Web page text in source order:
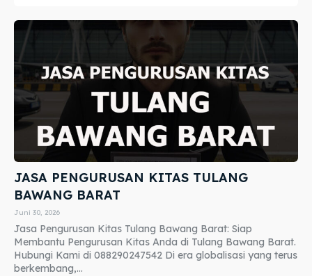
JASA PENGURUSAN KITAS TULANG
BAWANG BARAT
Juni 30, 2026
Jasa Pengurusan Kitas Tulang Bawang Barat: Siap
Membantu Pengurusan Kitas Anda di Tulang Bawang Barat.
Hubungi Kami di 088290247542 Di era globalisasi yang terus
berkembang,...